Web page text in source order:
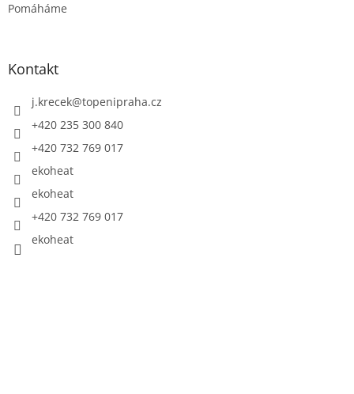
Pomáháme
Kontakt
j.krecek@topenipraha.cz
+420 235 300 840
+420 732 769 017
ekoheat
ekoheat
+420 732 769 017
ekoheat